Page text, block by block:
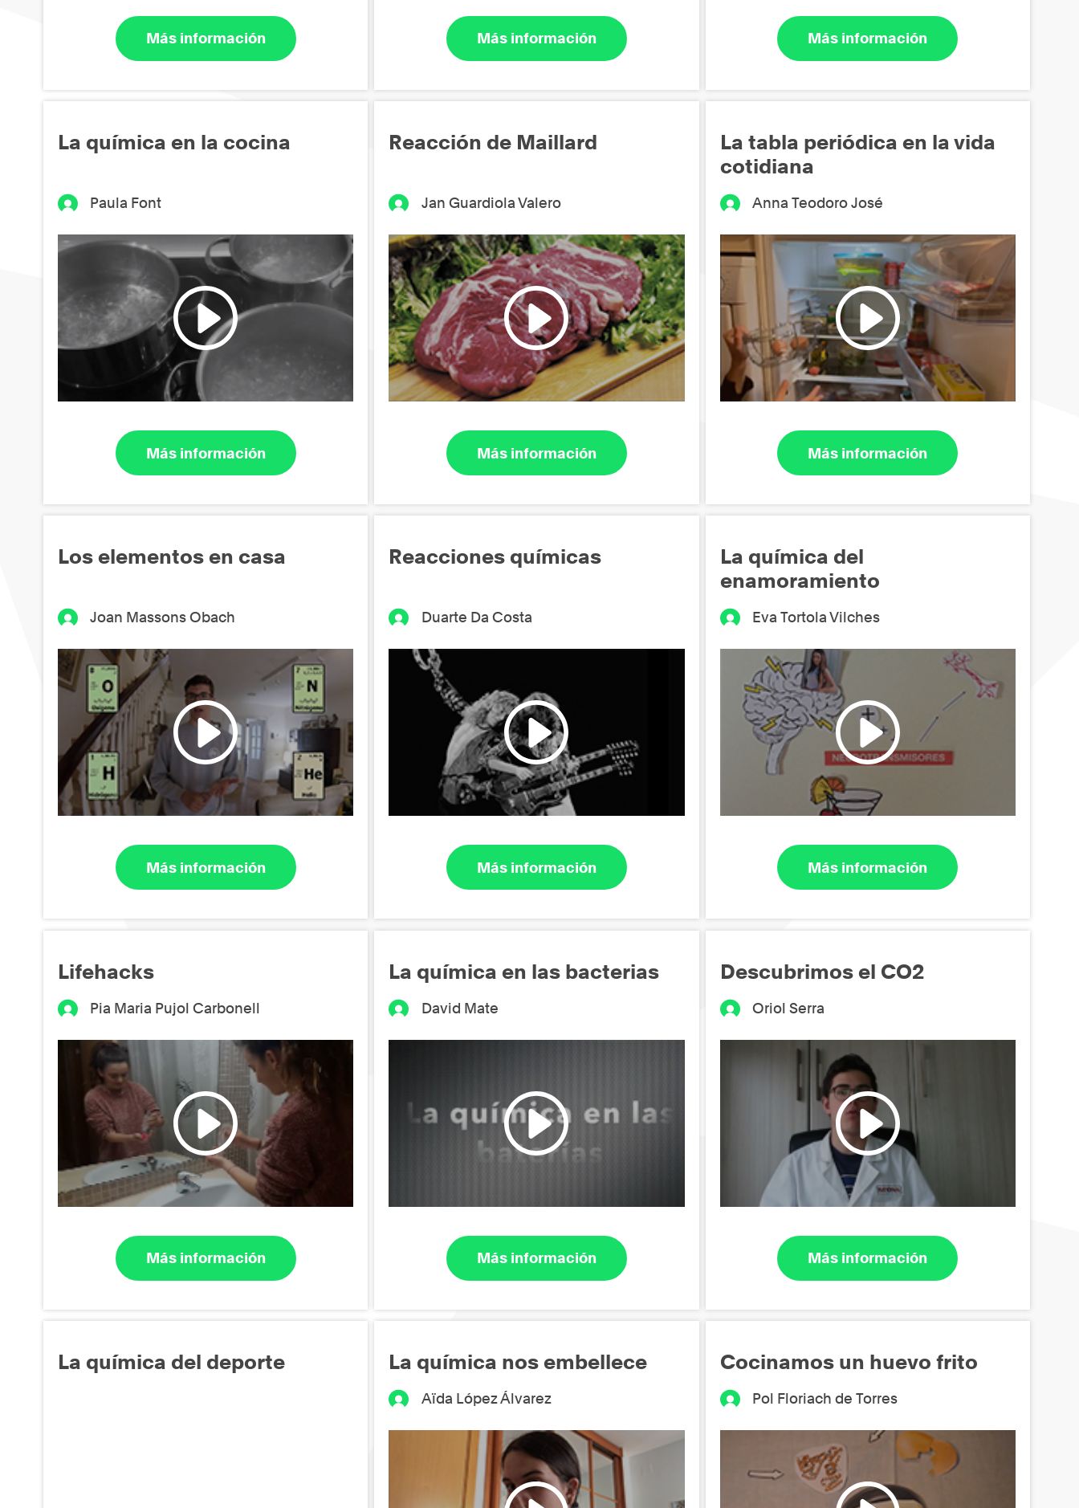
Más información Más información Más información
La química en la cocina
Paula Font
Más información
Reacción de Maillard
Jan Guardiola Valero
Más información
La tabla periódica en la vida
cotidiana
Anna Teodoro José
Más información
Los elementos en casa
Joan Massons Obach
Más información
Reacciones químicas
Duarte Da Costa
Más información
La química del
enamoramiento
Eva Tortola Vilches
Más información
Lifehacks
Pia Maria Pujol Carbonell
Más información
La química en las bacterias
David Mate
Más información
Descubrimos el CO2
Oriol Serra
Más información
La química del deporte La química nos embellece
Aïda López Álvarez
Cocinamos un huevo frito
Pol Floriach de Torres